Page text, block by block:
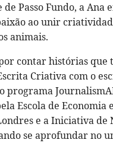
Passo Fundo, a Ana
ao unir
animais.
contar histórias que
Criativa com o
programa
Escola de Economia
e a Iniciativa de
se aprofundar no